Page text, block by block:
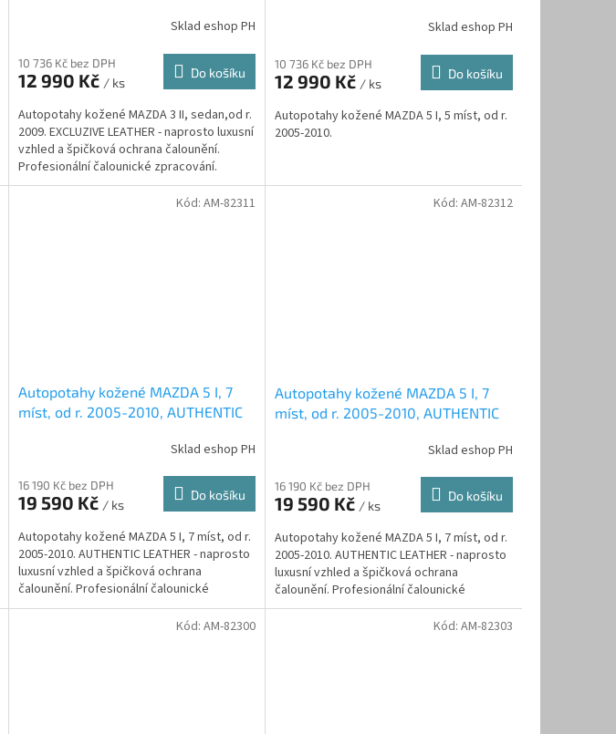
Sklad eshop PH
10 736 Kč bez DPH
12 990 Kč / ks
Do košíku
Autopotahy kožené MAZDA 3 II, sedan,od r.
2009. EXCLUZIVE LEATHER - naprosto luxusní
vzhled a špičková ochrana čalounění.
Profesionální čalounické zpracování.
Automobilová...
Sklad eshop PH
10 736 Kč bez DPH
12 990 Kč / ks
Do košíku
Autopotahy kožené MAZDA 5 I, 5 míst, od r.
2005-2010.
Autopotahy kožené MAZDA 5 I, 7
míst, od r. 2005-2010, AUTHENTIC
Sklad eshop PH
16 190 Kč bez DPH
19 590 Kč / ks
Do košíku
Autopotahy kožené MAZDA 5 I, 7 míst, od r.
2005-2010. AUTHENTIC LEATHER - naprosto
luxusní vzhled a špičková ochrana
čalounění. Profesionální čalounické
zpracování....
Kód: AM-82311
Autopotahy kožené MAZDA 5 I, 7
míst, od r. 2005-2010, AUTHENTIC
Sklad eshop PH
16 190 Kč bez DPH
19 590 Kč / ks
Do košíku
Autopotahy kožené MAZDA 5 I, 7 míst, od r.
2005-2010. AUTHENTIC LEATHER - naprosto
luxusní vzhled a špičková ochrana
čalounění. Profesionální čalounické
zpracování....
Kód: AM-82312
Kód: AM-82300 Kód: AM-82303